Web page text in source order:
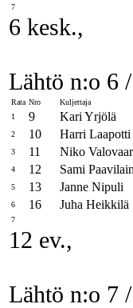
7
6 kesk.,
Lähtö n:o 6 /
Rata Nro Kuljettaja
1
9 Kari Yrjölä
2 10 Harri Laapotti
3 11 Niko
4 12 Sami
5 13 Janne Nipuli
6 16 Juha Heikkilä
7
12 ev.,
Lähtö n:o 7 /